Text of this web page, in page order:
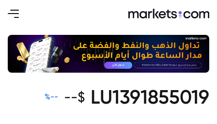
LU1391855019
$
--
--
%